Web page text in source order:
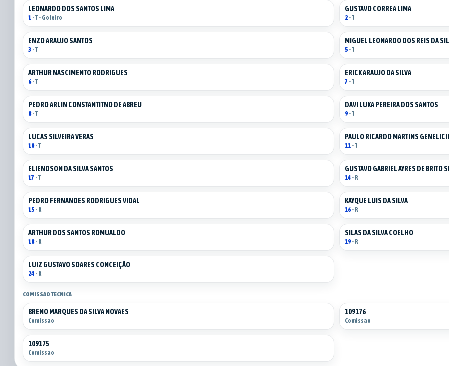
LEONARDO DOS SANTOS LIMA
1 - T - Goleiro
GUSTAVO CORREA LIMA
2- T
ENZO ARAUJO SANTOS
3 - T
MIGUEL LEONARDO DOS REIS DA
5 - T
ARTHUR NASCIMENTO RODRIGUES
6- T
ERICK ARAUJO DA SILVA
7 - T
PEDRO ARLIN CONSTANTITNO DE ABREU
8- T
DAVI LUKA PEREIRA DOS SANTOS
9- T
LUCAS SILVEIRA VERAS
10- T
PAULO RICARDO MARTINS
11 - T
ELIENDSON DA SILVA SANTOS
17 - T
GUSTAVO GABRIEL AYRES DE BRITO
14 - R
PEDRO FERNANDES RODRIGUES VIDAL
15 - R
KAYQUE LUIS DA SILVA
16- R
ARTHUR DOS SANTOS ROMUALDO
18- R
SILAS DA SILVA COELHO
19- R
LUIZ GUSTAVO SOARES CONCEIÇÃO
24 - R
COMISSAO TECNICA
BRENO MARQUES DA SILVA NOVAES
Comissao
109176
Comissao
109175
Comissao